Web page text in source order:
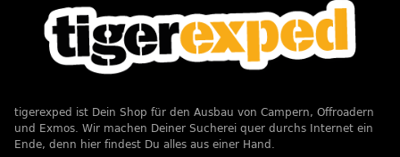
tigerexped ist Dein Shop für den Ausbau von Campern, Offroadern
und Exmos. Wir machen Deiner Sucherei quer durchs Internet ein
Ende, denn hier findest Du alles aus einer Hand.